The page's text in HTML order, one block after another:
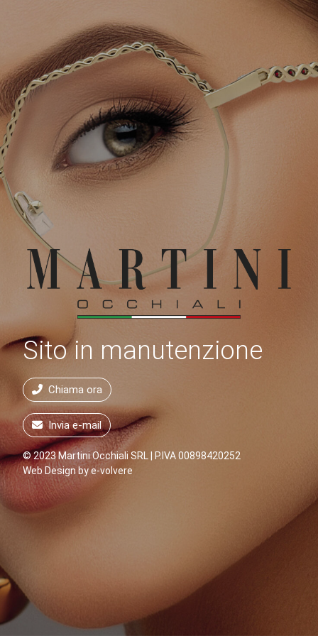
Sito in manutenzione
Chiama ora
Invia e-mail
© 2023 Martini Occhiali SRL | P.IVA 00898420252
Web Design bye-volvere